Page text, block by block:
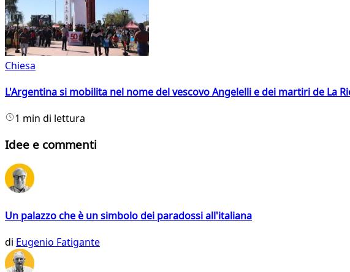
Chiesa
L'Argentina si mobilita nel nome del vescovo Angelelli e dei martiri de La
1 min di lettura
Idee e commenti
Un palazzo che è un simbolo dei paradossi all'italiana
di Eugenio Fatigante